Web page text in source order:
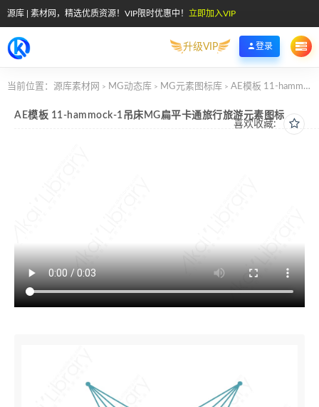
源库 | 素材网，精选优质资源！VIP限时优惠中！ 立即加入VIP
升级VIP 登录
当前位置： 源库素材网 > MG动态库 > MG元素图标库 > AE模板 11-hammock-1吊床MG扁平卡通旅行旅游元素图标
喜欢收藏:
AE模板 11-hammock-1吊床MG扁平卡通旅行旅游元素图标